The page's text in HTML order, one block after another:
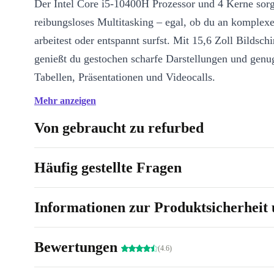
Der Intel Core i5-10400H Prozessor und 4 Kerne
reibungsloses Multitasking – egal, ob du an
arbeitest oder entspannt surfst. Mit 15,6 Zoll
genießt du gestochen scharfe Darstellungen und
Tabellen, Präsentationen und Videocalls.
Highlights, die deinen Alltag leichter machen:
Beleuchtete Tastatur – arbeitet entspannt auch bei wenig
Nummernblock
für Zubehör
HD Webcam– für klare Videoanrufe mit Kolleg:innen oder
Robustes, schlankes Design– passt in jede Tasche und
Mit einem refurbished Dell Precision 15 3551
bewusst für einen nachhaltigeren Umgang mit
Mehr anzeigen
Von gebraucht zu refurbed
Häufig gestellte Fragen
Informationen zur Produktsicherheit
Bewertungen (4.6)